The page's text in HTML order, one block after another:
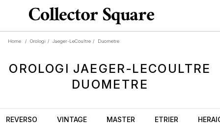
Home / Orologi / Jaeger-LeCoultre / Duometre
OROLOGI JAEGER-LECOULTRE
DUOMETRE
REVERSO VINTAGE MASTER ETRIER